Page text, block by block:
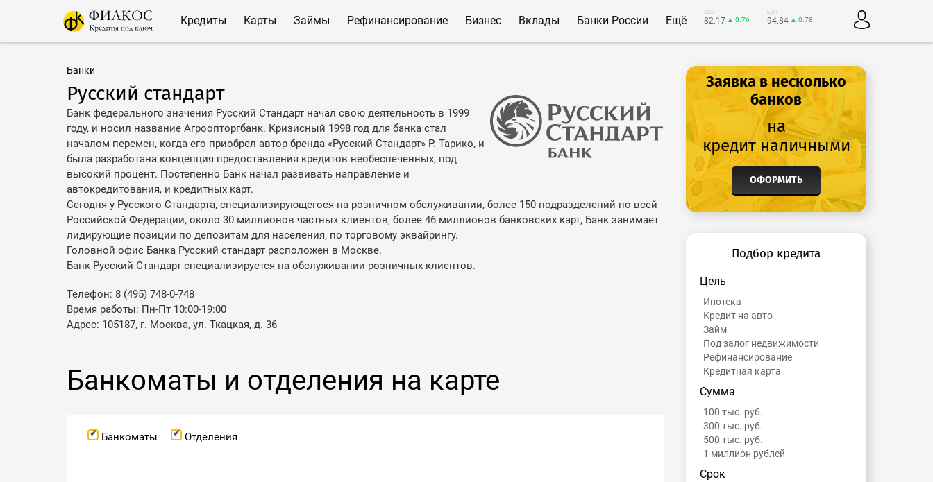
Кредиты Карты Займы Рефинансирование Бизнес Вклады Банки России Ещё
USD
82.17 ▲ 0.76
EUR
94.84 ▲ 0.78
Банки
Русский стандарт
Банк федерального значения Русский Стандарт начал свою деятельность в 1999
году, и носил название Агроопторгбанк. Кризисный 1998 год для банка стал
началом перемен, когда его приобрел автор бренда «Русский Стандарт» Р. Тарико, и
была разработана концепция предоставления кредитов необеспеченных, под
высокий процент. Постепенно Банк начал развивать направление и
автокредитования, и кредитных карт.
Сегодня у Русского Стандарта, специализирующегося на розничном обслуживании, более 150 подразделений по всей
Российской Федерации, около 30 миллионов частных клиентов, более 46 миллионов банковских карт, Банк занимает
лидирующие позиции по депозитам для населения, по торговому эквайрингу.
Головной офис Банка Русский стандарт расположен в Москве.
Банк Русский Стандарт специализируется на обслуживании розничных клиентов.
Телефон: 8 (495) 748-0-748
Время работы: Пн-Пт 10:00-19:00
Адрес: 105187, г. Москва, ул. Ткацкая, д. 36
Банкоматы и отделения на карте
Банкоматы Отделения
Заявка в несколько
банков
на
кредит наличными
ОФОРМИТЬ
Подбор кредита
Цель
Ипотека
Кредит на авто
Займ
Под залог недвижимости
Рефинансирование
Кредитная карта
Сумма
100 тыс. руб.
300 тыс. руб.
500 тыс. руб.
1 миллион рублей
Срок